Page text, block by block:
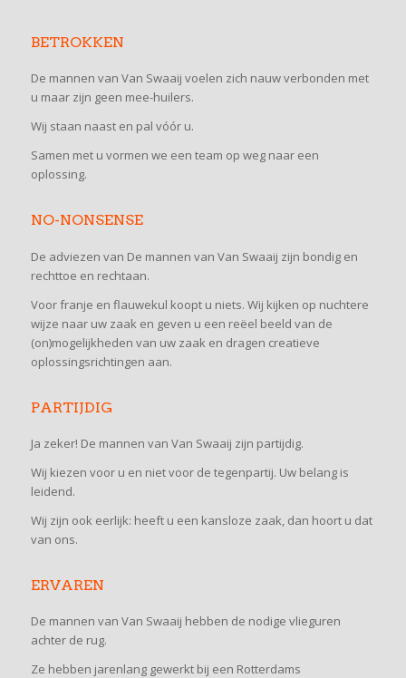
BETROKKEN
De mannen van Van Swaaij voelen zich nauw verbonden met
u maar zijn geen mee-huilers.
Wij staan naast en pal vóór u.
Samen met u vormen we een team op weg naar een
oplossing.
NO-NONSENSE
De adviezen van De mannen van Van Swaaij zijn bondig en
rechttoe en rechtaan.
Voor franje en flauwekul koopt u niets. Wij kijken op nuchtere
wijze naar uw zaak en geven u een reëel beeld van de
(on)mogelijkheden van uw zaak en dragen creatieve
oplossingsrichtingen aan.
PARTIJDIG
Ja zeker! De mannen van Van Swaaij zijn partijdig.
Wij kiezen voor u en niet voor de tegenpartij. Uw belang is
leidend.
Wij zijn ook eerlijk: heeft u een kansloze zaak, dan hoort u dat
van ons.
ERVAREN
De mannen van Van Swaaij hebben de nodige vlieguren
achter de rug.
Ze hebben jarenlang gewerkt bij een Rotterdams